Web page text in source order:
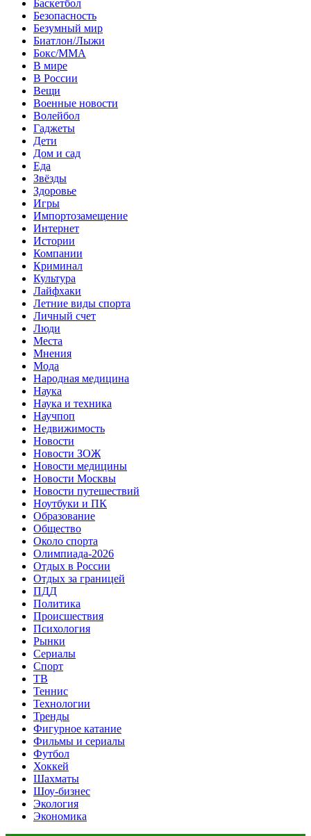
Баскетбол
Безопасность
Безумный мир
Биатлон/Лыжи
Бокс/MMA
В мире
В России
Вещи
Военные новости
Волейбол
Гаджеты
Дети
Дом и сад
Еда
Звёзды
Здоровье
Игры
Импортозамещение
Интернет
Истории
Компании
Криминал
Культура
Лайфхаки
Летние виды спорта
Личный счет
Люди
Места
Мнения
Мода
Народная медицина
Наука
Наука и техника
Научпоп
Недвижимость
Новости
Новости ЗОЖ
Новости медицины
Новости Москвы
Новости путешествий
Ноутбуки и ПК
Образование
Общество
Около спорта
Олимпиада-2026
Отдых в России
Отдых за границей
ПДД
Политика
Происшествия
Психология
Рынки
Сериалы
Спорт
ТВ
Теннис
Технологии
Тренды
Фигурное катание
Фильмы и сериалы
Футбол
Хоккей
Шахматы
Шоу-бизнес
Экология
Экономика